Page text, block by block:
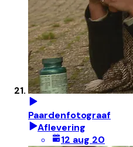
Paardenfotograaf
Aflevering
12 aug 20